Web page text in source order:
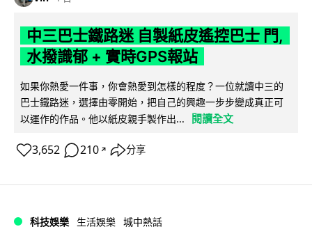
中三巴士鐵路迷 自製紙皮遙控巴士 門,
水撥識郁 + 實時GPS報站
如果你熱愛一件事，你會熱愛到怎樣的程度？一位就讀中三的
巴士鐵路迷，選擇由零開始，把自己的興趣一步步變成真正可
以運作的作品。他以紙皮親手製作出...
閱讀全文
3,652 210 ↗ 分享
科技娛樂 生活娛樂 城中熱話